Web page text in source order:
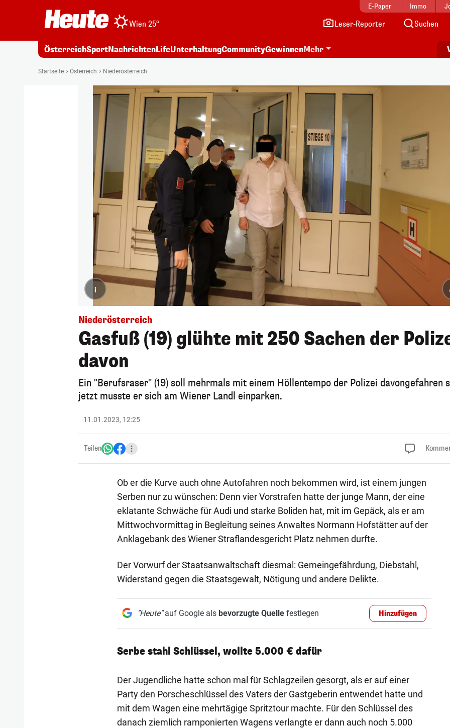
E-Paper Immo
Wien 25° Leser-Reporter Suchen
ÖsterreichSportNachrichtenLifeUnterhaltungCommunityGewinnenMehr
Startseite Österreich Niederösterreich
i
Niederösterreich
Gasfuß (19) glühte mit 250 Sachen der
davon
Ein "Berufsraser" (19) soll mehrmals mit einem Höllentempo der Polizei davongefahren
jetzt musste er sich am Wiener Landl einparken.
11.01.2023, 12:25
Teilen
Ob er die Kurve auch ohne Autofahren noch bekommen wird, ist einem jungen
Serben nur zu wünschen: Denn vier Vorstrafen hatte der junge Mann, der eine
eklatante Schwäche für Audi und starke Boliden hat, mit im Gepäck, als er am
Mittwochvormittag in Begleitung seines Anwaltes Normann Hofstätter auf der
Anklagebank des Wiener Straflandesgericht Platz nehmen durfte.
Der Vorwurf der Staatsanwaltschaft diesmal: Gemeingefährdung, Diebstahl,
Widerstand gegen die Staatsgewalt, Nötigung und andere Delikte.
"Heute"auf Google als bevorzugte Quellefestlegen Hinzufügen
Serbe stahl Schlüssel, wollte 5.000 € dafür
Der Jugendliche hatte schon mal für Schlagzeilen gesorgt, als er auf einer
Party den Porscheschlüssel des Vaters der Gastgeberin entwendet hatte und
mit dem Wagen eine mehrtägige Spritztour machte. Für den Schlüssel des
danach ziemlich ramponierten Wagens verlangte er dann auch noch 5.000